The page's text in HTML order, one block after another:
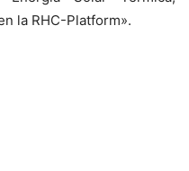
la RHC-Platform».